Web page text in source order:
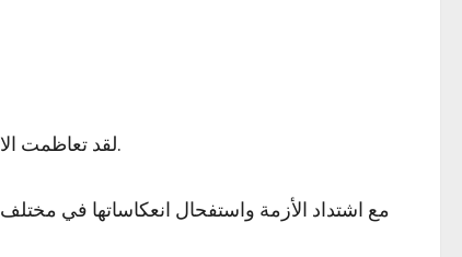
لقد تعاظمت الازمات في بلدنا العزيز وفي بلدتنا الحبيبة على قلوب أهلها، هذه البلدة التي كانت وستبقى سباقة في شتى ميادين البذل والعطاء.
مع اشتداد الأزمة واستفحال انعكاساتها في